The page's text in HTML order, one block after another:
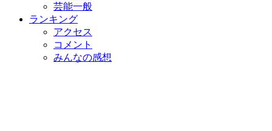
芸能一般
ランキング
アクセス
コメント
みんなの感想